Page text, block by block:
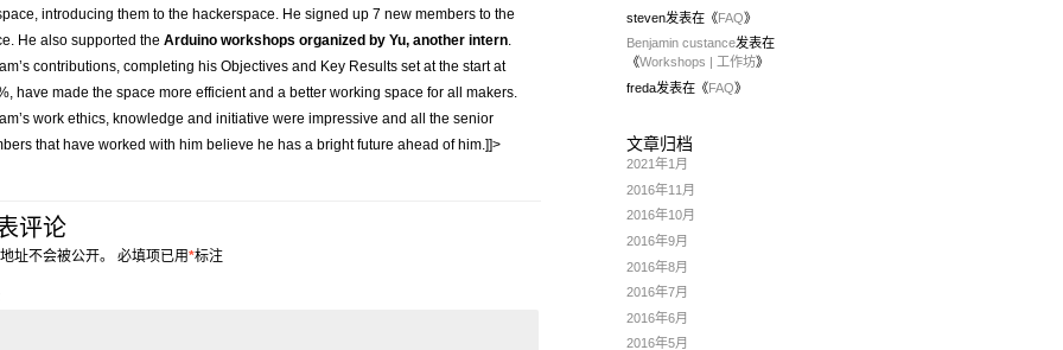
introducing them to the hackerspace. He signed up 7 new members to the
He also supported the Arduino workshops organized by Yu, another intern.
contributions, completing his Objectives and Key Results set at the start at
have made the space more efficient and a better working space for all makers.
work ethics, knowledge and initiative were impressive and all the senior
that have worked with him believe he has a bright future ahead of him.]]>
评论
址不会被公开。 必填项已用*标注
steven发表在《FAQ》
Benjamin custance发表在
《Workshops | 工作坊》
freda发表在《FAQ》
文章归档
2021年1月
2016年11月
2016年10月
2016年9月
2016年8月
2016年7月
2016年6月
2016年5月